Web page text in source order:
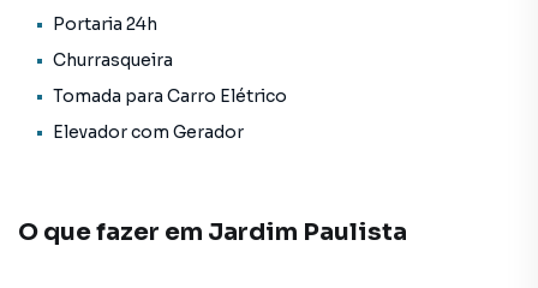
Portaria 24h
Churrasqueira
Tomada para Carro Elétrico
Elevador com Gerador
O que fazer em Jardim Paulista